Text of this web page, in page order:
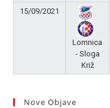
15/09/2021
Lomnica
- Sloga
Križ
Nove Objave